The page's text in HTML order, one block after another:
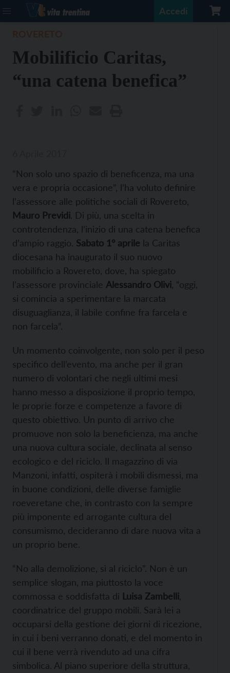
Accedi
Mobilificio Caritas,
“una catena benefica”
“Non solo uno spazio di beneficenza, ma una
vera e propria occasione”, l’ha voluto definire
l’assessore alle politiche sociali di Rovereto,
Mauro Previdi. Di più, una scelta in
controtendenza, l’inizio di una catena benefica
d’ampio raggio. Sabato 1° aprile la Caritas
diocesana ha inaugurato il suo nuovo
mobilificio a Rovereto, dove, ha spiegato
l’assessore provinciale Alessandro Olivi , “oggi,
si comincia a sperimentare la marcata
disuguaglianza, il labile confine fra farcela e
non farcela”.
Un momento coinvolgente, non solo per il peso
specifico dell’evento, ma anche per il gran
numero di volontari che negli ultimi mesi
hanno messo a disposizione il proprio tempo,
le proprie forze e competenze a favore di
questo obiettivo. Un punto di arrivo che
promuove non solo la beneficienza, ma anche
una nuova cultura sociale, declinata al senso
ecologico e del riciclo. Il magazzino di via
Manzoni, infatti, ospiterà i mobili dismessi, ma
in buone condizioni, delle diverse famiglie
roeveretane che, in contrasto con la sempre
più imponente ed arrogante cultura del
consumismo, decideranno di dare nuova vita a
un proprio bene.
“No alla demolizione, sì al riciclo”. Non è un
semplice slogan, ma piuttosto la voce
commossa e soddisfatta di Luisa Zambelli
coordinatrice del gruppo mobili. Sarà lei a
occuparsi della gestione dei giorni di ricezione,
in cui i beni verranno donati, e del momento in
cui il bene verrà rivenduto ad una cifra
simbolica. Al piano superiore della struttura,